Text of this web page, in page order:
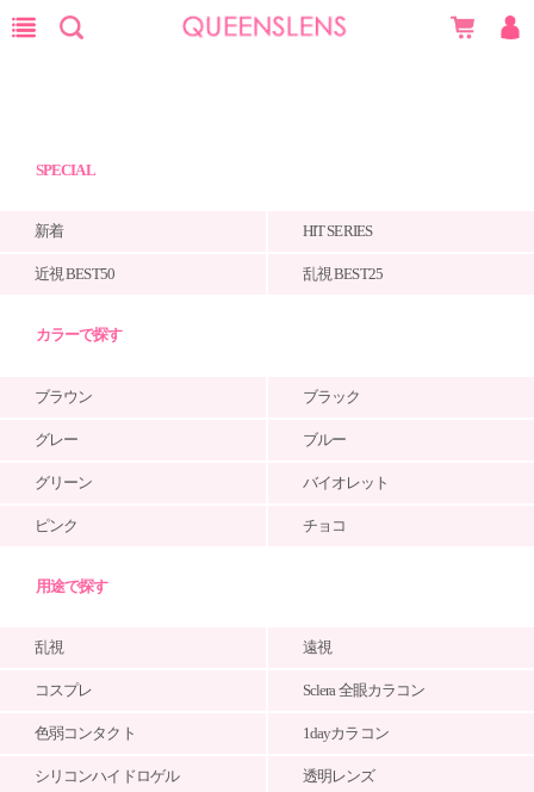
SPECIAL
新着 HIT SERIES
近視 BEST50 乱視 BEST25
カラーで探す
ブラウン ブラック
グレー ブルー
グリーン バイオレット
ピンク チョコ
用途で探す
乱視 遠視
コスプレ Sclera 全眼カラコン
色弱コンタクト 1dayカラコン
シリコンハイドロゲル 透明レンズ